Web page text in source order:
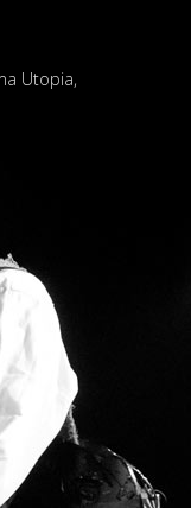
Utopia,